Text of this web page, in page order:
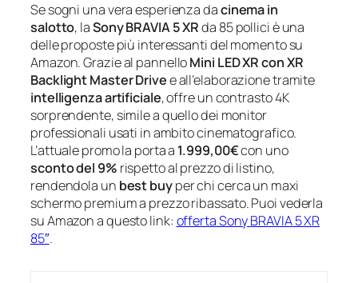
Se sogni una vera esperienza dacinema in
salotto, laSony BRAVIA 5 XRda 85 pollici è una
delle proposte più interessanti del momento su
Amazon. Grazie al pannelloMini LED XR con XR
Backlight Master Drivee all’elaborazione tramite
intelligenza artificiale, offre un contrasto 4K
sorprendente, simile a quello dei monitor
professionali usati in ambito cinematografico.
L’attuale promo la porta a 1.999,00€con uno
sconto del 9% rispetto al prezzo di listino,
rendendola un best buyper chi cerca un maxi
schermo premium a prezzo ribassato. Puoi vederla
su Amazon a questo link: offerta Sony BRAVIA 5 XR
85″.